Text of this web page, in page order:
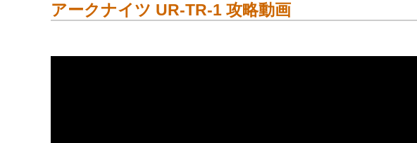
アークナイツ UR-TR-1 攻略動画